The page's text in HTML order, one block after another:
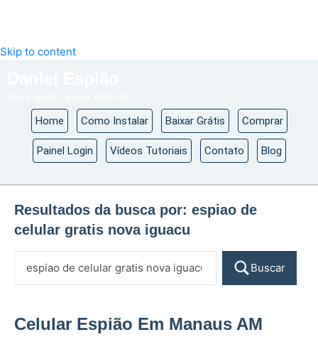
Skip to content
Home Como Instalar Baixar Grátis Comprar
Painel Login Vídeos Tutoriais Contato Blog
Resultados da busca por: espiao de
celular gratis nova iguacu
Buscar
Celular Espião Em Manaus AM